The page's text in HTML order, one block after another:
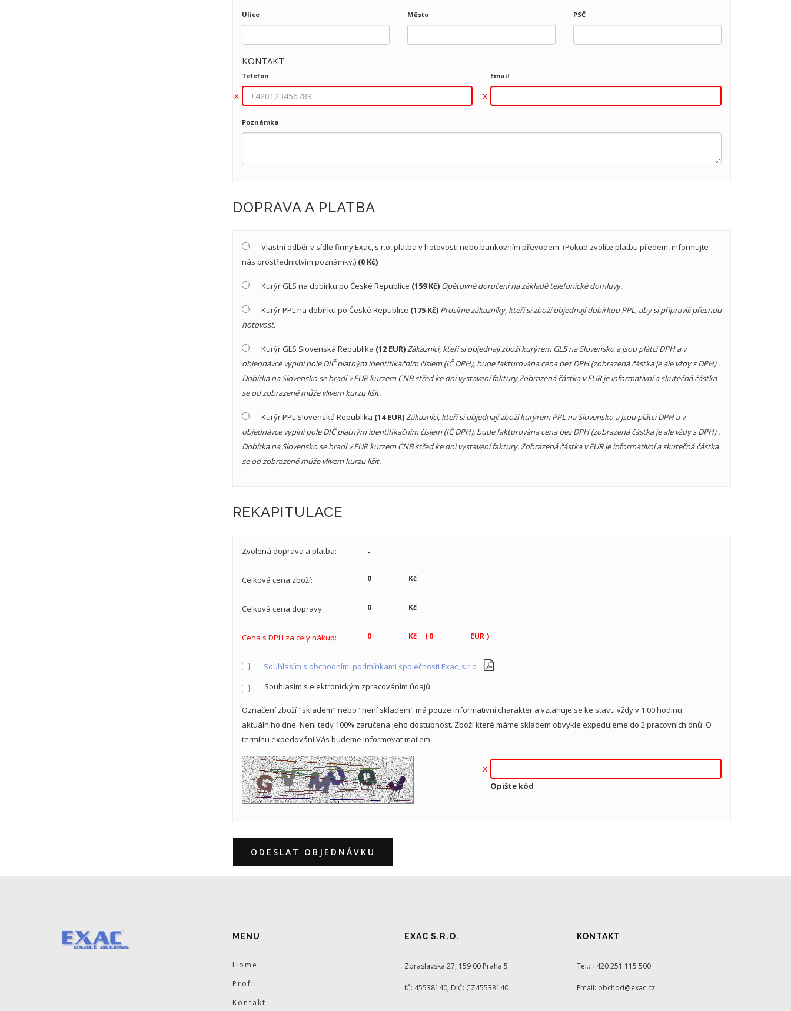
Ulice Město PSČ
KONTAKT
Telefon Email
Poznámka
DOPRAVA A PLATBA
Vlastní odběr v sídle firmy Exac, s.r.o, platba v hotovosti nebo bankovním převodem. (Pokud zvolíte platbu předem, informujte
nás prostřednictvím poznámky.) (0 Kč)
Kurýr GLS na dobírku po České Republice (159 Kč) Opětovné doručení na základě telefonické domluvy.
Kurýr PPL na dobírku po České Republice (175 Kč) Prosíme zákazníky, kteří si zboží objednají dobírkou PPL, aby si připravili přesnou
hotovost.
Kurýr GLS Slovenská Republika (12 EUR)Zákazníci, kteří si objednají zboží kurýrem GLS na Slovensko a jsou plátci DPH a v
objednávce vyplní pole DIČ platným identifikačním číslem (IČ DPH), bude fakturována cena bez DPH (zobrazená částka je ale vždy s DPH) .
Dobírka na Slovensko se hradí v EUR kurzem CNB střed ke dni vystavení faktury.Zobrazená částka v EUR je informativní a skutečná částka
se od zobrazené může vlivem kurzu lišit.
Kurýr PPL Slovenská Republika (14 EUR)Zákazníci, kteří si objednají zboží kurýrem PPL na Slovensko a jsou plátci DPH a v
objednávce vyplní pole DIČ platným identifikačním číslem (IČ DPH), bude fakturována cena bez DPH (zobrazená částka je ale vždy s DPH) .
Dobírka na Slovensko se hradí v EUR kurzem CNB střed ke dni vystavení faktury. Zobrazená částka v EUR je informativní a skutečná částka
se od zobrazené může vlivem kurzu lišit.
REKAPITULACE
Zvolená doprava a platba:
Celková cena zboží:
Celková cena dopravy:
Cena s DPH za celý nákup: ( )
Souhlasím s obchodními podmínkami společnosti Exac, s.r.o
Souhlasím s elektronickým zpracováním údajů
Označení zboží "skladem" nebo "není skladem" má pouze informativní charakter a vztahuje se ke stavu vždy v 1.00 hodinu
aktuálního dne. Není tedy 100% zaručena jeho dostupnost. Zboží které máme skladem obvykle expedujeme do 2 pracovních dnů. O
termínu expedování Vás budeme informovat mailem.
Opište kód
ODESLAT OBJEDNÁVKU
MENU
Home
Profil
Kontakt
EXAC S.R.O.
Zbraslavská 27, 159 00 Praha 5
IČ: 45538140, DIČ: CZ45538140
KONTAKT
Tel.: +420 251 115 500
Email: obchod@exac.cz